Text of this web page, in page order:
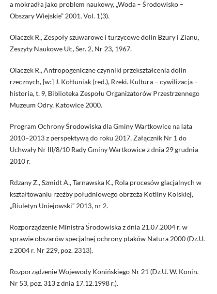
a mokradła jako problem naukowy, „Woda – Środowisko –
Obszary Wiejskie” 2001, Vol. 1(3).
Olaczek R., Zespoły szuwarowe i turzycowe dolin Bzury i Zianu,
Zeszyty Naukowe UŁ, Ser. 2, Nr 23, 1967.
Olaczek R., Antropogeniczne czynniki przekształcenia dolin
rzecznych, [w:] J. Kołtuniak (red.), Rzeki. Kultura – cywilizacja –
historia, t. 9, Biblioteka Zespołu Organizatorów Przestrzennego
Muzeum Odry, Katowice 2000.
Program Ochrony Środowiska dla Gminy Wartkowice na lata
2010–2013 z perspektywą do roku 2017, Załącznik Nr 1 do
Uchwały Nr III/8/10 Rady Gminy Wartkowice z dnia 29 grudnia
2010 r.
Rdzany Z., Szmidt A., Tarnawska K., Rola procesów glacjalnych w
kształtowaniu rzeźby południowego obrzeża Kotliny Kolskiej,
„Biuletyn Uniejowski” 2013, nr 2.
Rozporządzenie Ministra Środowiska z dnia 21.07.2004 r. w
sprawie obszarów specjalnej ochrony ptaków Natura 2000 (Dz.U.
z 2004 r. Nr 229, poz. 2313).
Rozporządzenie Wojewody Konińskiego Nr 21 (Dz.U. W. Konin.
Nr 53, poz. 313 z dnia 17.12.1998 r.).